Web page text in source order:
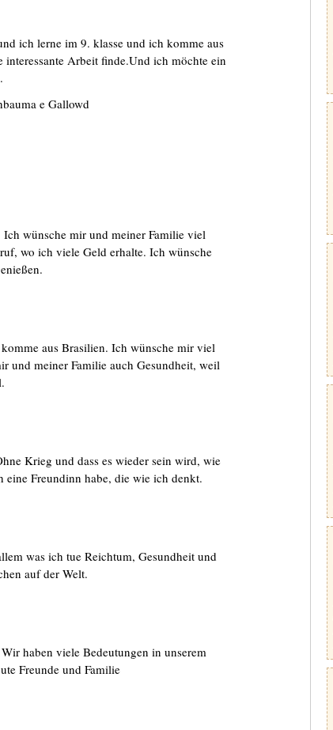
ich lerne im 9. klasse und ich komme aus
Arbeit finde.Und ich möchte ein
e Gallowd
wünsche mir und meiner Familie viel
wo ich viele Geld erhalte. Ich wünsche
aus Brasilien. Ich wünsche mir viel
und meiner Familie auch Gesundheit, weil
Krieg und dass es wieder sein wird, wie
eine Freundinn habe, die wie ich denkt.
was ich tue Reichtum, Gesundheit und
auf der Welt.
haben viele Bedeutungen in unserem
Freunde und Familie